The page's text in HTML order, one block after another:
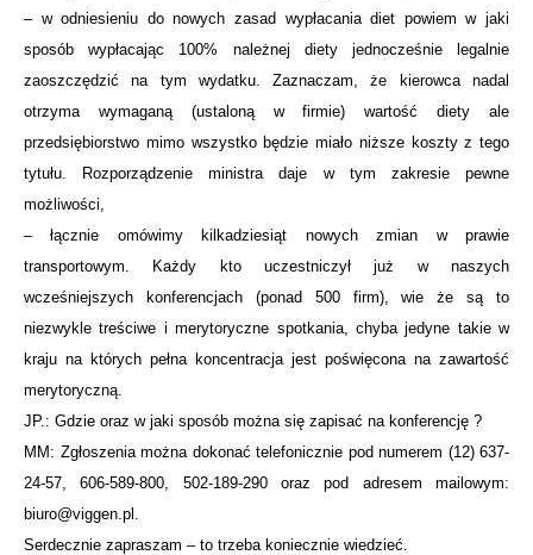
– w odniesieniu do nowych zasad wypłacania diet powiem w jaki
sposób wypłacając 100% należnej diety jednocześnie legalnie
zaoszczędzić na tym wydatku. Zaznaczam, że kierowca nadal
otrzyma wymaganą (ustaloną w firmie) wartość diety ale
przedsiębiorstwo mimo wszystko będzie miało niższe koszty z tego
tytułu. Rozporządzenie ministra daje w tym zakresie pewne
możliwości,
– łącznie omówimy kilkadziesiąt nowych zmian w prawie
transportowym. Każdy kto uczestniczył już w naszych
wcześniejszych konferencjach (ponad 500 firm), wie że są to
niezwykle treściwe i merytoryczne spotkania, chyba jedyne takie w
kraju na których pełna koncentracja jest poświęcona na zawartość
merytoryczną.
JP.: Gdzie oraz w jaki sposób można się zapisać na konferencję ?
MM: Zgłoszenia można dokonać telefonicznie pod numerem (12) 637-
24-57, 606-589-800, 502-189-290 oraz pod adresem mailowym:
biuro@viggen.pl.
Serdecznie zapraszam – to trzeba koniecznie wiedzieć.